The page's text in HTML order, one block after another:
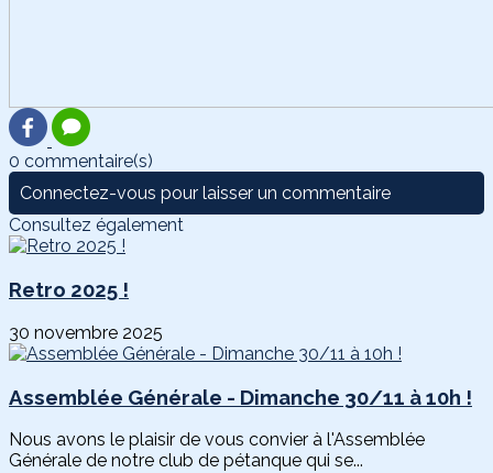
0 commentaire(s)
Connectez-vous pour laisser un commentaire
Consultez également
Retro 2025 !
30 novembre 2025
Assemblée Générale - Dimanche 30/11 à 10h !
Nous avons le plaisir de vous convier à l'Assemblée
Générale de notre club de pétanque qui se...